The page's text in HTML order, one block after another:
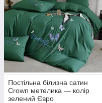
Постільна білизна сатин
Crown метелика — колір
зелений Євро